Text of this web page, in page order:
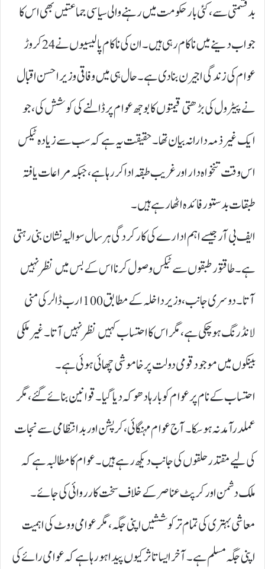
بدقسمتی سے، کئی بار حکومت میں رہنے والی سیاسی جماعتیں بھی اس کا
جواب دینے میں ناکام رہی ہیں۔ ان کی ناکام پالیسیوں نے 24کروڑ
عوام کی زندگی اجیرن بنا دی ہے۔ حال ہی میں وفاقی وزیر احسن اقبال
نے پیٹرول کی بڑھتی قیمتوں کا بوجھ عوام پر ڈالنے کی کوشش کی، جو
ایک غیر ذمہ دارانہ بیان تھا۔ حقیقت یہ ہے کہ سب سے زیادہ ٹیکس
اس وقت تنخواہ دار اور غریب طبقہ ادا کر رہا ہے، جبکہ مراعات یافتہ
طبقات بدستور فائدہ اٹھا رہے ہیں۔
ایف بی آر جیسے اہم ادارے کی کارکردگی ہر سال سوالیہ نشان بنی رہتی
ہے۔ طاقتور طبقوں سے ٹیکس وصول کرنا اس کے بس میں نظر نہیں
آتا۔ دوسری جانب، وزیر داخلہ کے مطابق 100ارب ڈالر کی منی
لانڈرنگ ہو چکی ہے، مگر اس کا احتساب کہیں نظر نہیں آتا۔ غیر ملکی
بینکوں میں موجود قومی دولت پر خاموشی چھائی ہوئی ہے۔
احتساب کے نام پر عوام کو بارہا دھوکہ دیا گیا۔ قوانین بنائے گئے، مگر
عملدرآمد نہ ہو سکا۔ آج عوام مہنگائی، کرپشن اور بدانتظامی سے نجات
کی لیے مقتدر حلقوں کی جانب دیکھ رہے ہیں۔ عوام کا مطالبہ ہے کہ
ملک دشمن اور کرپٹ عناصر کے خلاف سخت کارروائی کی جائے۔
معاشی بہتری کی تمام تر کوششیں اپنی جگہ، مگر عوامی ووٹ کی اہمیت
اپنی جگہ مسلم ہے۔ آخر ایسا تاثر کیوں پیدا ہو رہا ہے کہ عوامی رائے کی